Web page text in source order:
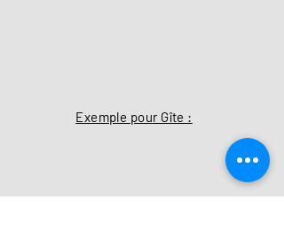
Exemple pour Gîte :